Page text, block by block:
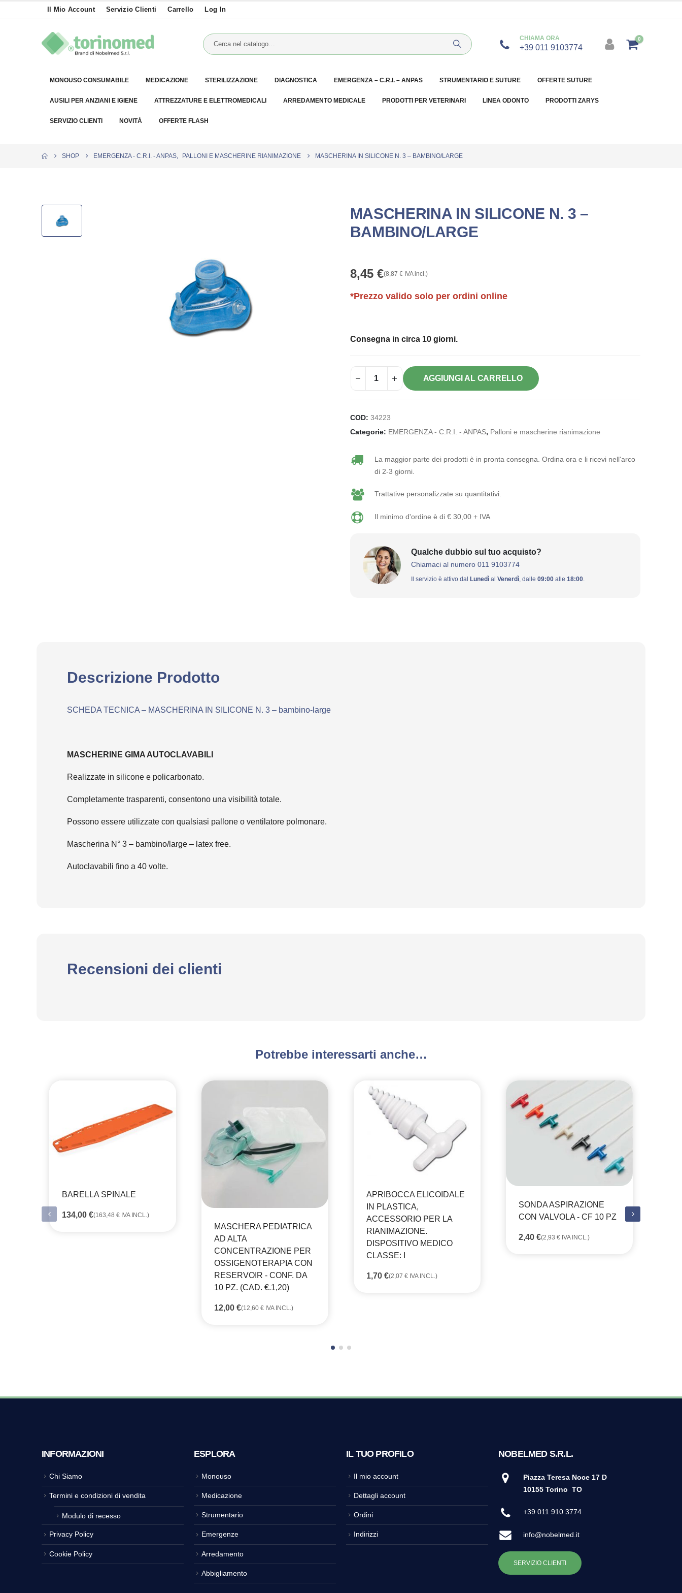
Il Mio Account Servizio Clienti Carrello Log In
CHIAMA ORA
+39 011 9103774
0
MONOUSO CONSUMABILE MEDICAZIONE STERILIZZAZIONE DIAGNOSTICA EMERGENZA – C.R.I. – ANPAS STRUMENTARIO E SUTURE OFFERTE SUTURE
AUSILI PER ANZIANI E IGIENE ATTREZZATURE E ELETTROMEDICALI ARREDAMENTO MEDICALE PRODOTTI PER VETERINARI LINEA ODONTO PRODOTTI ZARYS
SERVIZIO CLIENTI NOVITÀ OFFERTE FLASH
SHOP EMERGENZA - C.R.I. - ANPAS PALLONI E MASCHERINE RIANIMAZIONE MASCHERINA IN SILICONE N. 3 – BAMBINO/LARGE
MASCHERINA IN SILICONE N. 3 –
BAMBINO/LARGE
8,45 €(8,87 €IVA incl.)
*Prezzo valido solo per ordini online
Consegna in circa 10 giorni.
AGGIUNGI AL CARRELLO
COD: 34223
Categorie: EMERGENZA - C.R.I. - ANPAS, Palloni e mascherine rianimazione
La maggior parte dei prodotti è in pronta consegna. Ordina ora e li ricevi nell'arco
di 2-3 giorni.
Trattative personalizzate su quantitativi.
Il minimo d'ordine è di € 30,00 + IVA
Qualche dubbio sul tuo acquisto?
Chiamaci al numero 011 9103774
Il servizio è attivo dal Lunedìal Venerdì, dalle 09:00alle 18:00.
Descrizione Prodotto
SCHEDA TECNICA – MASCHERINA IN SILICONE N. 3 – bambino-large
MASCHERINE GIMA AUTOCLAVABILI
Realizzate in silicone e policarbonato.
Completamente trasparenti, consentono una visibilità totale.
Possono essere utilizzate con qualsiasi pallone o ventilatore polmonare.
Mascherina N° 3 – bambino/large – latex free.
Autoclavabili fino a 40 volte.
Recensioni dei clienti
Potrebbe interessarti anche…
BARELLA SPINALE
134,00 €(163,48 € IVA INCL.)
MASCHERA PEDIATRICA
AD ALTA
CONCENTRAZIONE PER
OSSIGENOTERAPIA CON
RESERVOIR - CONF. DA
10 PZ. (CAD. €.1,20)
12,00 €(12,60 € IVA INCL.)
APRIBOCCA ELICOIDALE
IN PLASTICA,
ACCESSORIO PER LA
RIANIMAZIONE.
DISPOSITIVO MEDICO
CLASSE: I
1,70 €(2,07 € IVA INCL.)
SONDA ASPIRAZIONE
CON VALVOLA - CF 10 PZ
2,40 €(2,93 € IVA INCL.)
INFORMAZIONI
Chi Siamo
Termini e condizioni di vendita
Modulo di recesso
Privacy Policy
Cookie Policy
ESPLORA
Monouso
Medicazione
Strumentario
Emergenze
Arredamento
Abbigliamento
IL TUO PROFILO
Il mio account
Dettagli account
Ordini
Indirizzi
NOBELMED S.R.L.
Piazza Teresa Noce 17 D
10155 Torino TO
+39 011 910 3774
info@nobelmed.it
SERVIZIO CLIENTI